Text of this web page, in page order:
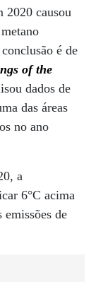
2020 causou
é de
of the
dados de
das áreas
no ano
a
6°C acima
emissões de